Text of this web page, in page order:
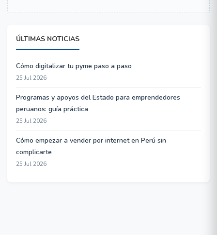
ÚLTIMAS NOTICIAS
Cómo digitalizar tu pyme paso a paso
25 Jul 2026
Programas y apoyos del Estado para emprendedores
peruanos: guía práctica
25 Jul 2026
Cómo empezar a vender por internet en Perú sin
complicarte
25 Jul 2026